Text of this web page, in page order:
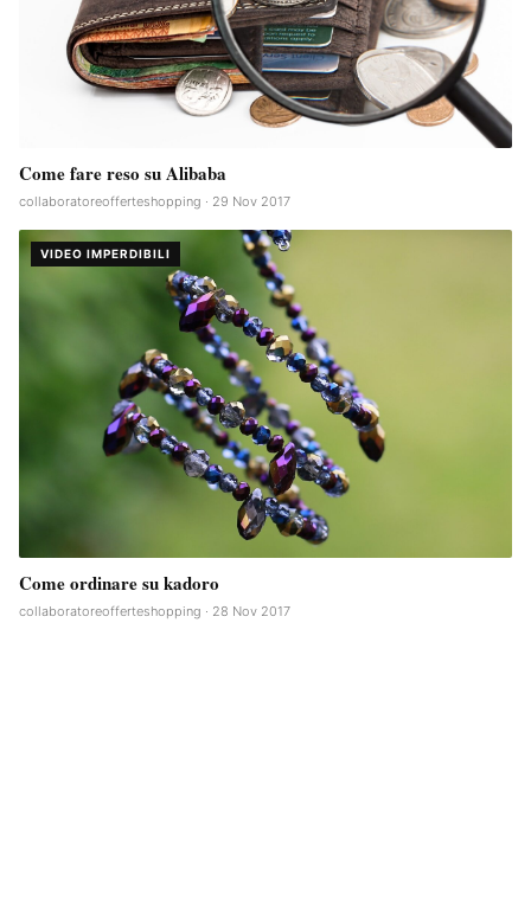
Come fare reso su Alibaba
collaboratoreofferteshopping · 29 Nov 2017
VIDEO IMPERDIBILI
Come ordinare su kadoro
collaboratoreofferteshopping · 28 Nov 2017